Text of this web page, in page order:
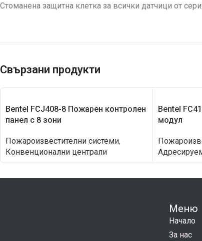
Стоманена защитна клетка за всички датчици от
Свързани продукти
Bentel FCJ408-8 Пожарен контролeн
панел с 8 зони
Пожароизвестителни системи,
Конвенционални централи
Bentel
модул
Меню
Начало
За нас